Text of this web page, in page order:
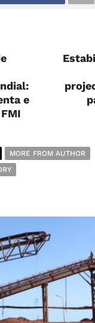
e
MORE FROM AUTHOR